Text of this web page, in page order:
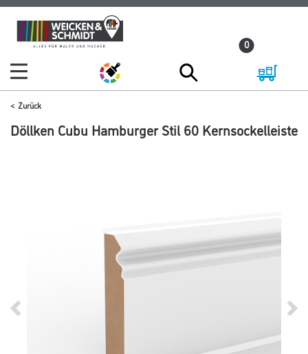
Zum
Inhalt
Zum
Navigationsmenü
0
Zurück
Döllken Cubu Hamburger Stil 60 Kernsockelleiste